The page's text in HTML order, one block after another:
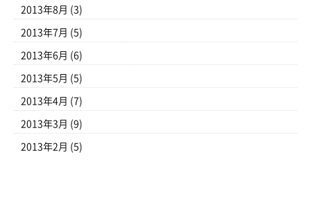
2013年8月 (3)
2013年7月 (5)
2013年6月 (6)
2013年5月 (5)
2013年4月 (7)
2013年3月 (9)
2013年2月 (5)